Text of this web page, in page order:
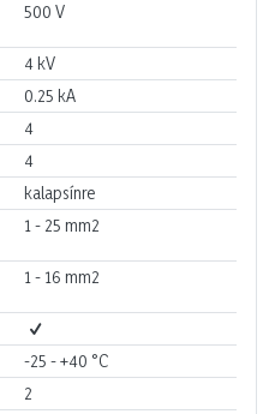
500 V
4 kV
0.25 kA
4
4
kalapsínre
1 - 25 mm2
1 - 16 mm2
-25 - +40 °C
2